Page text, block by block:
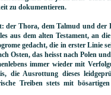
zu dokumentieren.
der Thora, dem Talmud und der
aus dem alten Testament, an
gedacht, die in erster Linie
Osten, das heisst nach Polen
immer wieder mit
die Ausrottung dieses
Treiben stets mit bösartigen